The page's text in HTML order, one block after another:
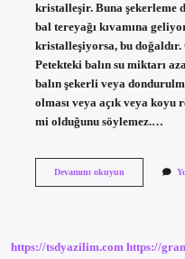
kristalleşir. Buna şekerleme
bal tereyağı kıvamına
kristalleşiyorsa, bu
Petekteki balın su miktarı
balın şekerli veya
olması veya açık veya koyu
mi olduğunu söylemez.…
Devamını okuyunBalın
https://tsdyazilim.com https://